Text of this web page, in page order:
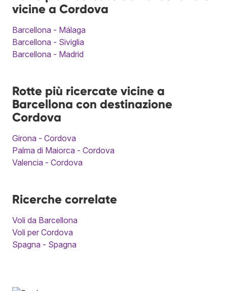
vicine a Cordova
Barcellona - Málaga
Barcellona - Siviglia
Barcellona - Madrid
Rotte più ricercate vicine a
Barcellona con destinazione
Cordova
Girona - Cordova
Palma di Maiorca - Cordova
Valencia - Cordova
Ricerche correlate
Voli da Barcellona
Voli per Cordova
Spagna - Spagna